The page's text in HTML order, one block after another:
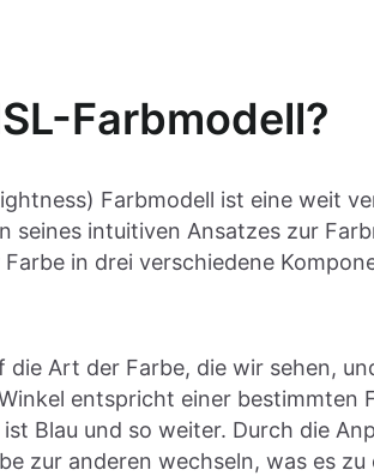
Farbmodell?
Farbmodell ist eine weit
seines intuitiven Ansatzes zur
in drei verschiedene
Art der Farbe, die wir sehen,
entspricht einer bestimmten
ist Blau und so weiter. Durch die
zur anderen wechseln, was es